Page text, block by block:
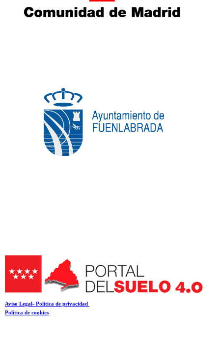
Aviso Legal- Política de privacidad
Política de cookies